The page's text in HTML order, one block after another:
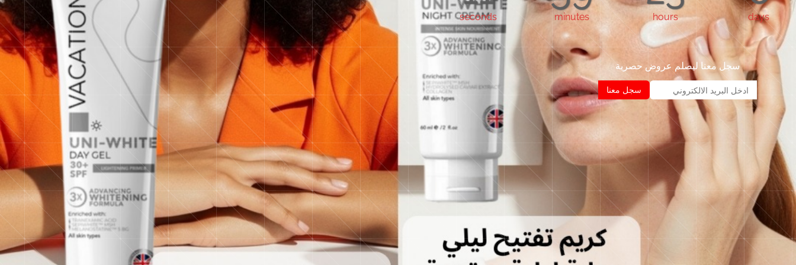
days
hours
minutes
seconds
سجل معنا ليصلم عروض حصرية